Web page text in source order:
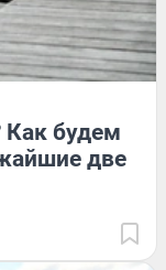
Как будем
две